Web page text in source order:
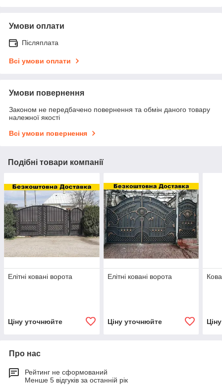
Умови оплати
Післяплата
Всі умови оплати
Умови повернення
Законом не передбачено повернення та обмін даного товару
належної якості
Всі умови повернення
Подібні товари компанії
Елітні ковані ворота
Ціну уточнюйте
Елітні ковані ворота
Ціну уточнюйте
Про нас
Рейтинг не сформований
Менше 5 відгуків за останній рік